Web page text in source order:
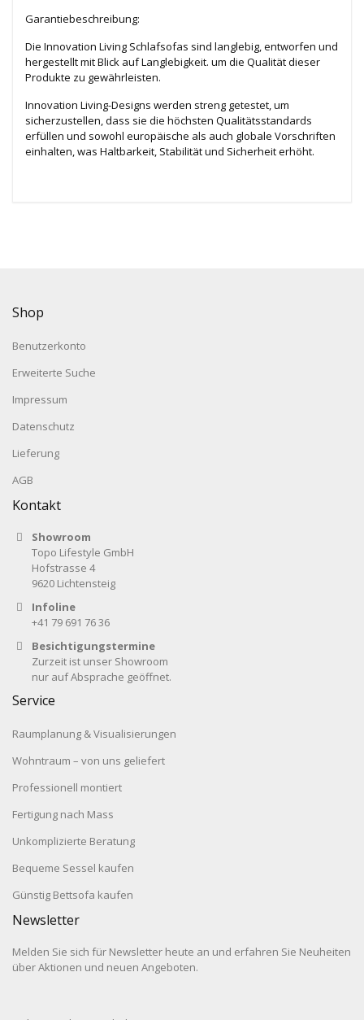
Garantiebeschreibung:
Die Innovation Living Schlafsofas sind langlebig, entworfen und
hergestellt mit Blick auf Langlebigkeit. um die Qualität dieser
Produkte zu gewährleisten.
Innovation Living-Designs werden streng getestet, um
sicherzustellen, dass sie die höchsten Qualitätsstandards
erfüllen und sowohl europäische als auch globale Vorschriften
einhalten, was Haltbarkeit, Stabilität und Sicherheit erhöht.
Shop
Benutzerkonto
Erweiterte Suche
Impressum
Datenschutz
Lieferung
AGB
Kontakt
Showroom
Topo Lifestyle GmbH
Hofstrasse 4
9620 Lichtensteig
Infoline
+41 79 691 76 36
Besichtigungstermine
Zurzeit ist unser Showroom
nur auf Absprache geöffnet.
Service
Raumplanung & Visualisierungen
Wohntraum – von uns geliefert
Professionell montiert
Fertigung nach Mass
Unkomplizierte Beratung
Bequeme Sessel kaufen
Günstig Bettsofa kaufen
Newsletter
Melden Sie sich für Newsletter heute an und erfahren Sie Neuheiten
über Aktionen und neuen Angeboten.